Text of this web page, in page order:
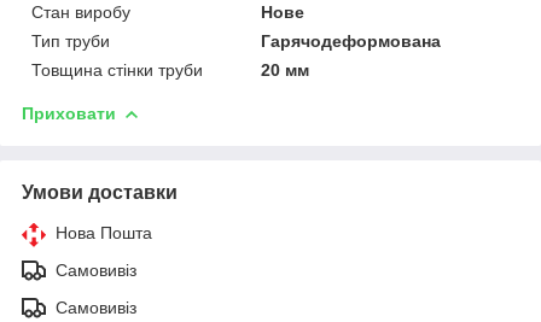
Стан виробу
Нове
Тип труби
Гарячодеформована
Товщина стінки труби
20 мм
Приховати
Умови доставки
Нова Пошта
Самовивіз
Самовивіз